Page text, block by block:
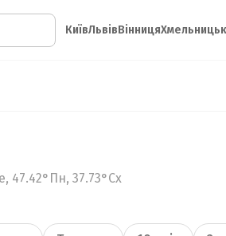
КиївЛьвівВінниця
47.42°Пн, 37.73°Сх